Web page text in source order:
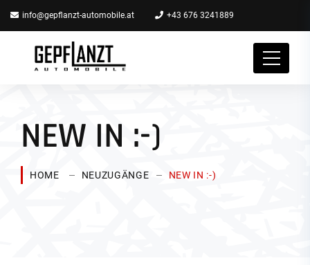
info@gepflanzt-automobile.at +43 676 3241889
NEW IN :-)
HOME NEUZUGÄNGE NEW IN :-)